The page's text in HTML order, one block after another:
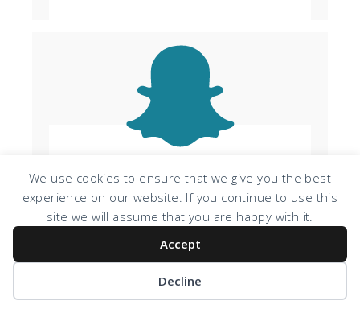
We use cookies to ensure that we give you the best
experience on our website. If you continue to use this
site we will assume that you are happy with it.
Accept
Decline